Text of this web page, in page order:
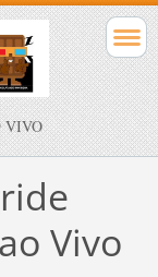
VIVO
Vivo